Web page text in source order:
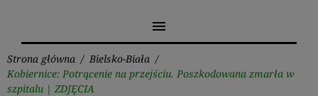
menu
Strona główna / Bielsko-Biała /
Kobiernice: Potrącenie na przejściu. Poszkodowana zmarła w
szpitalu | ZDJĘCIA